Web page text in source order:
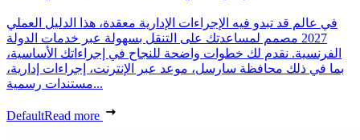
في عالم قد تبدو فيه الإجراءات الإدارية معقدة، هذا الدليل العملي
2027 مصمم لمساعدتك على التنقل بسهولة عبر خدمات الدولة
الفرنسية. نقدم لك خطوات واضحة للنجاح في إجراءاتك الأساسية،
بما في ذلك محافظة سارسل، موعد عبر الإنترنت، إجراءات إدارية،
مستندات رسمية...
DefaultRead more